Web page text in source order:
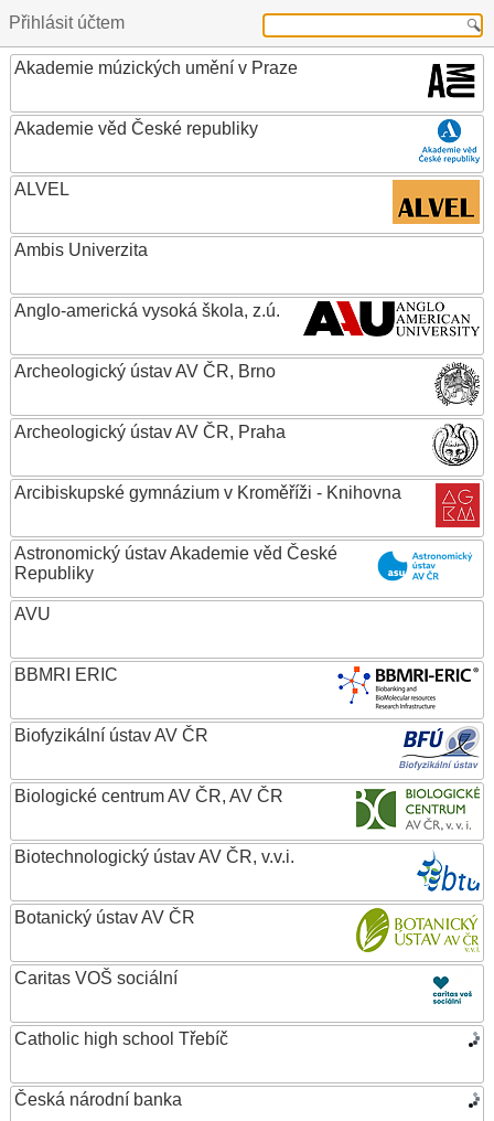
Přihlásit účtem
Akademie múzických umění v Praze
Akademie věd České republiky
ALVEL
Ambis Univerzita
Anglo-americká vysoká škola, z.ú.
Archeologický ústav AV ČR, Brno
Archeologický ústav AV ČR, Praha
Arcibiskupské gymnázium v Kroměříži - Knihovna
Astronomický ústav Akademie věd České
Republiky
AVU
BBMRI ERIC
Biofyzikální ústav AV ČR
Biologické centrum AV ČR, AV ČR
Biotechnologický ústav AV ČR, v.v.i.
Botanický ústav AV ČR
Caritas VOŠ sociální
Catholic high school Třebíč
Česká národní banka